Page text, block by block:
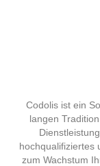
Codolis ist ein
langen
hochqualifiziertes
zum Wachstum